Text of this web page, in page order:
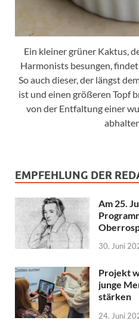
Ein kleiner grüner Kaktus,
Harmonists besungen,
So auch dieser, der längst
ist und einen größeren Topf
von der Entfaltung einer
EMPFEHLUNG DER
Am 25.
30. Juni
Projekt
junge
stärken
24. Juni